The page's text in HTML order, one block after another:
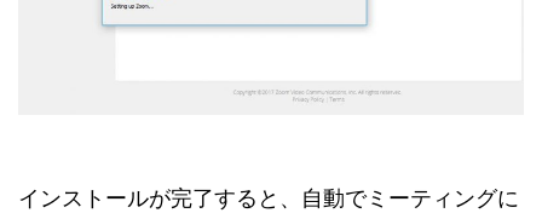
インストールが完了すると、自動でミーティングに